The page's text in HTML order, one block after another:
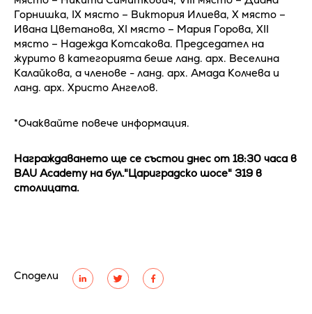
Сподели
Горнишка, IX място – Виктория Илиева, X място –
Ивана Цветанова, XI място – Мария Горова, XII
място – Надежда Котсакова. Председател на
журито в категорията беше ланд. арх. Веселина
Калайкова, а членове - ланд. арх. Амада Колчева и
ланд. арх. Христо Ангелов.
*Очаквайте повече информация.
Награждаването ще се състои днес от 18:30 часа в
BAU Academy на бул."Цариградско шосе" 319 в
столицата.